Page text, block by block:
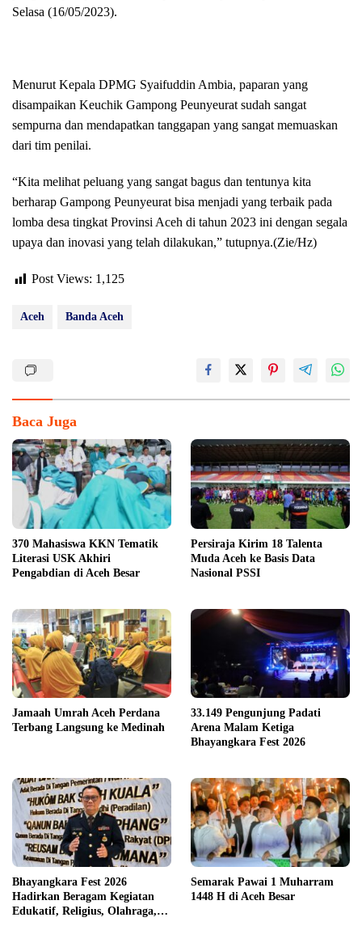
Selasa (16/05/2023).
Menurut Kepala DPMG Syaifuddin Ambia, paparan yang
disampaikan Keuchik Gampong Peunyeurat sudah sangat
sempurna dan mendapatkan tanggapan yang sangat memuaskan
dari tim penilai.
“Kita melihat peluang yang sangat bagus dan tentunya kita
berharap Gampong Peunyeurat bisa menjadi yang terbaik pada
lomba desa tingkat Provinsi Aceh di tahun 2023 ini dengan segala
upaya dan inovasi yang telah dilakukan,” tutupnya.(Zie/Hz)
Post Views: 1,125
Aceh Banda Aceh
Baca Juga
370 Mahasiswa KKN Tematik
Literasi USK Akhiri
Pengabdian di Aceh Besar
Persiraja Kirim 18 Talenta
Muda Aceh ke Basis Data
Nasional PSSI
Jamaah Umrah Aceh Perdana
Terbang Langsung ke Medinah
33.149 Pengunjung Padati
Arena Malam Ketiga
Bhayangkara Fest 2026
Bhayangkara Fest 2026
Hadirkan Beragam Kegiatan
Edukatif, Religius, Olahraga,
Semarak Pawai 1 Muharram
1448 H di Aceh Besar